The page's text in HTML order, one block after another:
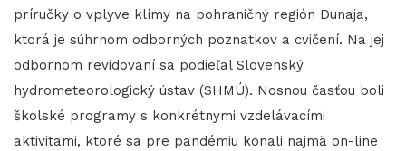
príručky o vplyve klímy na pohraničný región Dunaja,
ktorá je súhrnom odborných poznatkov a cvičení. Na jej
odbornom revidovaní sa podieľal Slovenský
hydrometeorologický ústav (SHMÚ). Nosnou časťou boli
školské programy s konkrétnymi vzdelávacími
aktivitami, ktoré sa pre pandémiu konali najmä on-line